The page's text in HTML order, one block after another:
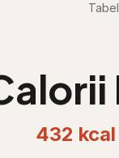
432 kcal